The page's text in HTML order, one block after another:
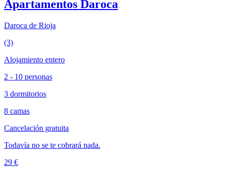
Apartamentos Daroca
Daroca de Rioja
(3)
Alojamiento entero
2 - 10 personas
3 dormitorios
8 camas
Cancelación gratuita
Todavía no se te cobrará nada.
29 €